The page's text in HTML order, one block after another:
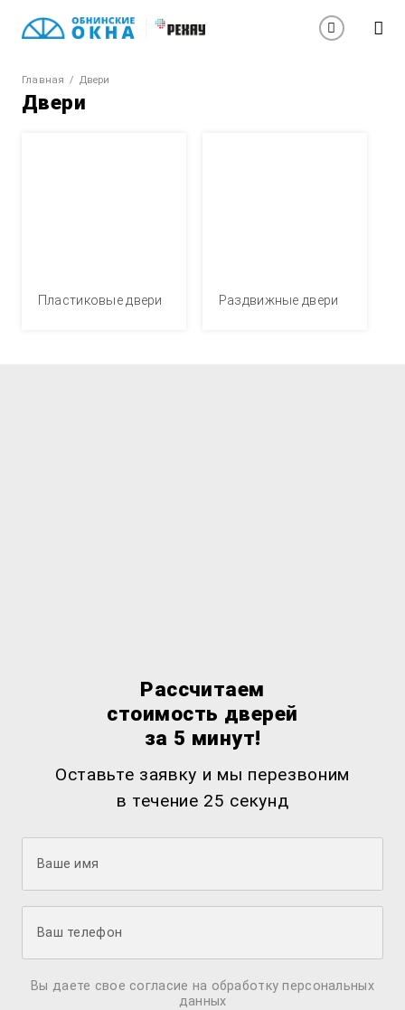
Главная Двери
Двери
Пластиковые двери Раздвижные двери
Рассчитаем
стоимость дверей
за 5 минут!
Оставьте заявку и мы перезвоним
в течение 25 секунд
Вы даете свое согласие на обработку персональных
данных